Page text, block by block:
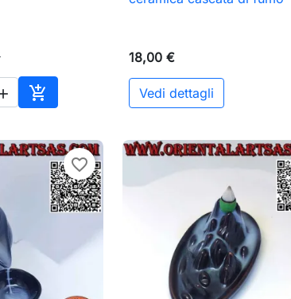

Aggiungi al carrello
18,00 €
Vedi dettagli
favorite_border